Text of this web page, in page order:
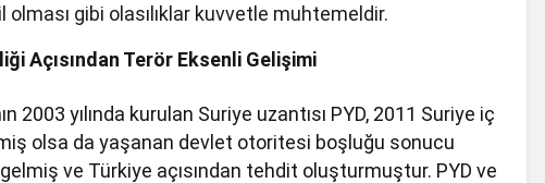
gibi olasılıklar kuvvetle muhtemeldir.
Açısından Terör Eksenli Gelişimi
2003 yılında kurulan Suriye uzantısı PYD, 2011 Suriye iç
olsa da yaşanan devlet otoritesi boşluğu sonucu
ve Türkiye açısından tehdit oluşturmuştur. PYD ve